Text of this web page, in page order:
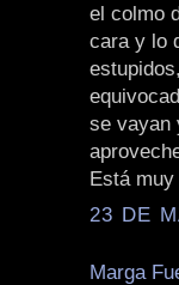
el colmo
cara y lo
se vayan
Está
23 DE
Marga